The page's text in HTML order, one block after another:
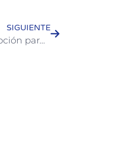
SIGUIENTE
Se lanzó en Colón una promoción para las termas de la microrregión